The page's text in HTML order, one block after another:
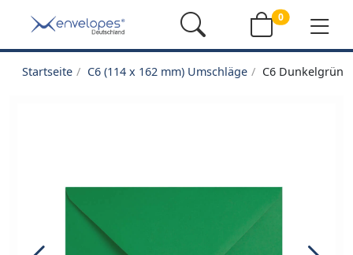
0
Startseite C6 (114 x 162 mm) Umschläge C6 Dunkelgrüne